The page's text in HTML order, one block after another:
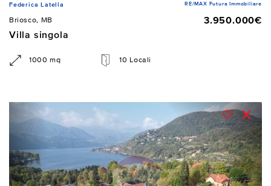
Federica Latella RE/MAX Futura Immobiliare
Briosco, MB
3.950.000€
Villa singola
1000 mq 10 Locali